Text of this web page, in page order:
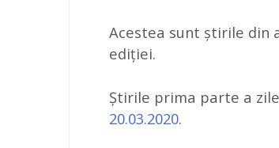
Acestea sunt știrile din
ediției.
Știrile prima parte a
20.03.2020.